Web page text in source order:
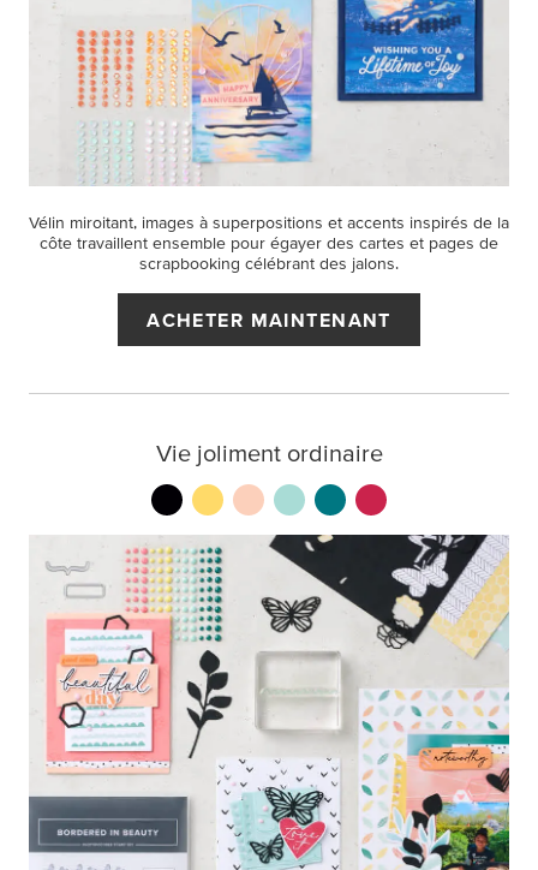
Vélin miroitant, images à superpositions et accents inspirés de la
côte travaillent ensemble pour égayer des cartes et pages de
scrapbooking célébrant des jalons.
ACHETER MAINTENANT
Vie joliment ordinaire